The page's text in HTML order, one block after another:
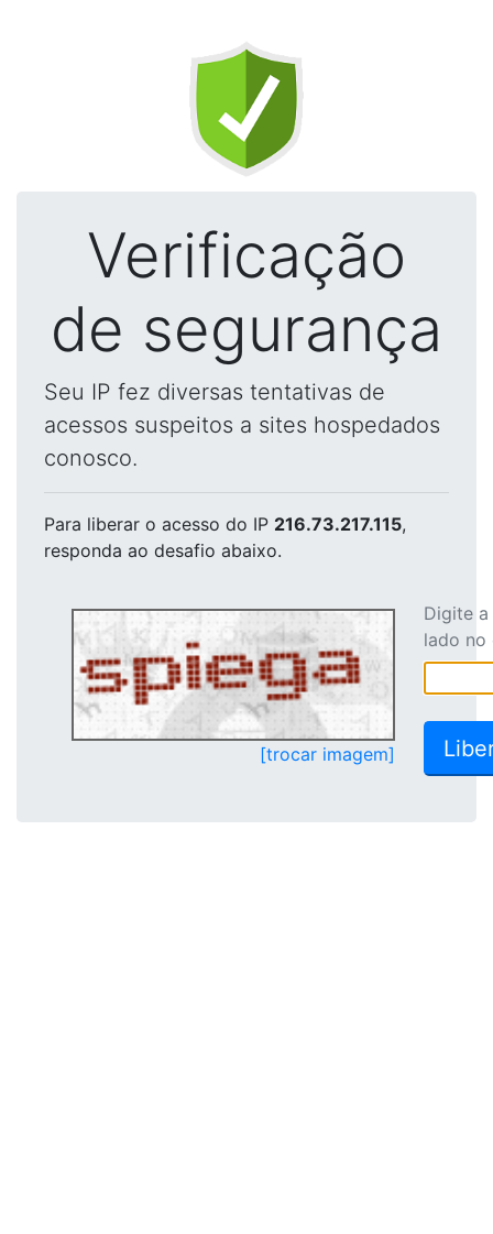
Verificação
de segurança
Seu IP fez diversas tentativas de
acessos suspeitos a sites hospedados
conosco.
Para liberar o acesso do IP 216.73.217.115,
responda ao desafio abaixo.
[trocar imagem]
Digite
lado no